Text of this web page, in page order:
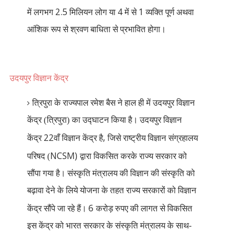
में लगभग 2.5 मिलियन लोग या 4में से 1 व्यक्ति पूर्ण अथवा
आंशिक रूप से श्रवण बाधिता से प्रभावित होगा।
उदयपुर विज्ञान केंद्र
त्रिपुरा के राज्यपाल रमेश बैस ने हाल ही में उदयपुर विज्ञान
केंद्र (त्रिपुरा) का उद्घाटन किया है। उदयपुर विज्ञान
केंद्र 22वाँ विज्ञान केंद्र है,जिसे राष्ट्रीय विज्ञान संग्रहालय
परिषद (NCSM)द्वारा विकसित करके राज्य सरकार को
सौंपा गया है। संस्कृति मंत्रालय की विज्ञान की संस्कृति को
बढ़ावा देने के लिये योजना के तहत राज्य सरकारों को विज्ञान
केंद्र सौंपे जा रहे हैं। 6करोड़ रुपए की लागत से विकसित
इस केंद्र को भारत सरकार के संस्कृति मंत्रालय के साथ-